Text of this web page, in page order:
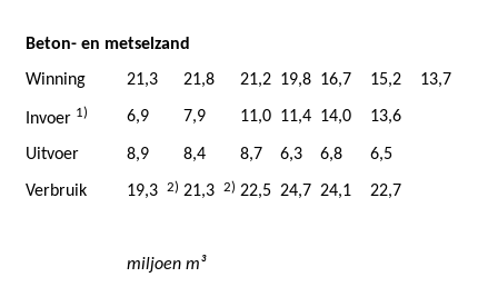
Beton- en metselzand
Winning
21,3 21,8 21,2 19,8 16,7 15,2 13,7
Invoer 1) 6,9 7,9 11,0 11,4 14,0 13,6
Uitvoer 8,9 8,4 8,7 6,3 6,8 6,5
Verbruik 19,3 2) 21,3 2) 22,5 24,7 24,1 22,7
miljoen m³